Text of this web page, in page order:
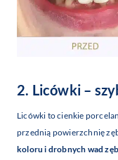
2. Licówki –
Licówki to cienkie
przednią powierzchnię
koloru i drobnych wad